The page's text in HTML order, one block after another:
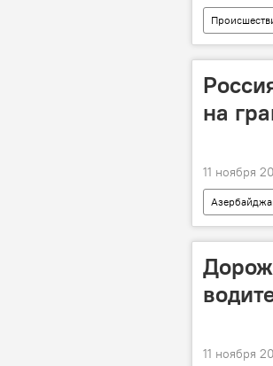
на
11 ноября
11 ноября